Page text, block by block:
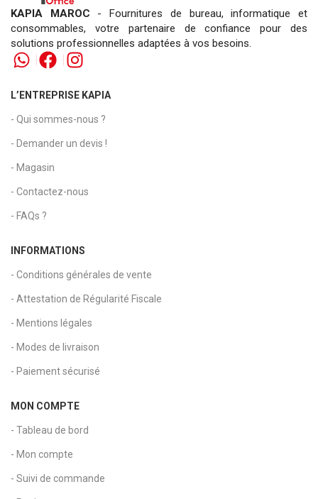
KAPIA MAROC - Fournitures de bureau, informatique et
consommables, votre partenaire de confiance pour des
solutions professionnelles adaptées à vos besoins.
L’ENTREPRISE KAPIA
- Qui sommes-nous ?
- Demander un devis !
- Magasin
- Contactez-nous
- FAQs ?
INFORMATIONS
- Conditions générales de vente
- Attestation de Régularité Fiscale
- Mentions légales
- Modes de livraison
- Paiement sécurisé
MON COMPTE
- Tableau de bord
- Mon compte
- Suivi de commande